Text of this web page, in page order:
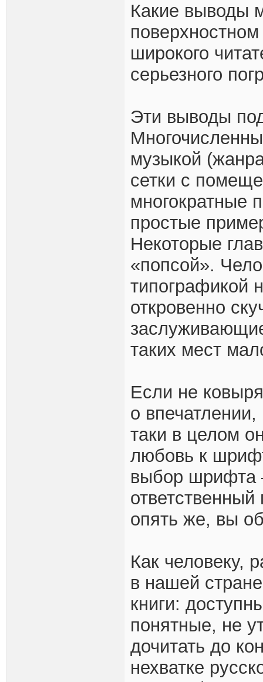
Какие выводы
широкого
серьезного
Эти выводы
музыкой
сетки с
многократные
простые
Некоторые
«попсой».
типографикой
откровенно
таких мест
Если не
о впечатлении,
таки в целом
любовь к
выбор шрифта
ответственный
опять же, вы
Как человеку,
в нашей
книги:
понятные, не
дочитать до
нехватке